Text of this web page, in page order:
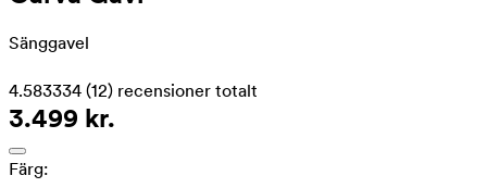
Sänggavel
4.583334 (12) recensioner totalt
3.499 kr.
Färg: